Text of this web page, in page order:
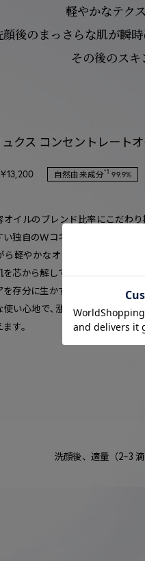
軽やかなテク
顔後のまっさらな肌が瞬時
その後のスキ
クス コンセントレート
自然由来成分*1 99.9%
オイルのブレンド比率にこだわ
い独自のＷコネクト処方を採用し
ら軽やかなオイルがごわつきや
芯から解して、すみずみまで有
を存分に生かす状態へと整えます。
使い心地で､漲るような濃密なハ
す。
洗顔後、適量（2~3 滴